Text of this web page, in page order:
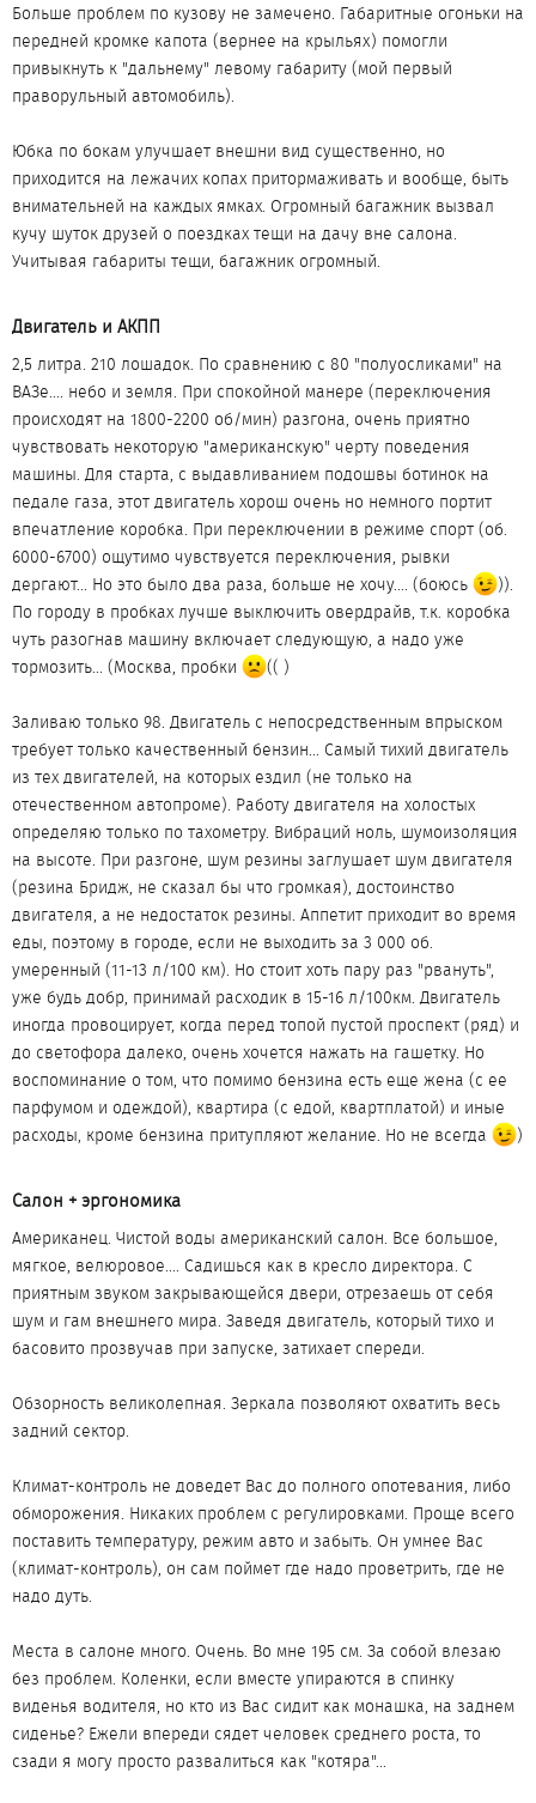
Больше проблем по кузову не замечено. Габаритные огоньки на
передней кромке капота (вернее на крыльях) помогли
привыкнуть к "дальнему" левому габариту (мой первый
праворульный автомобиль).
Юбка по бокам улучшает внешни вид существенно, но
приходится на лежачих копах притормаживать и вообще, быть
внимательней на каждых ямках. Огромный багажник вызвал
кучу шуток друзей о поездках тещи на дачу вне салона.
Учитывая габариты тещи, багажник огромный.
Двигатель и АКПП​
2,5 литра. 210 лошадок. По сравнению с 80 "полуосликами" на
ВАЗе.... небо и земля. При спокойной манере (переключения
происходят на 1800-2200 об/мин) разгона, очень приятно
чувствовать некоторую "американскую" черту поведения
машины. Для старта, с выдавливанием подошвы ботинок на
педале газа, этот двигатель хорош очень но немного портит
впечатление коробка. При переключении в режиме спорт (об.
6000-6700) ощутимо чувствуется переключения, рывки
дергают... Но это было два раза, больше не хочу.... (боюсь
)).
По городу в пробках лучше выключить овердрайв, т.к. коробка
чуть разогнав машину включает следующую, а надо уже
тормозить... (Москва, пробки
(( )
Заливаю только 98. Двигатель с непосредственным впрыском
требует только качественный бензин... Самый тихий двигатель
из тех двигателей, на которых ездил (не только на
отечественном автопроме). Работу двигателя на холостых
определяю только по тахометру. Вибраций ноль, шумоизоляция
на высоте. При разгоне, шум резины заглушает шум двигателя
(резина Бридж, не сказал бы что громкая), достоинство
двигателя, а не недостаток резины. Аппетит приходит во время
еды, поэтому в городе, если не выходить за 3 000 об.
умеренный (11-13 л/100 км). Но стоит хоть пару раз "рвануть",
уже будь добр, принимай расходик в 15-16 л/100км. Двигатель
иногда провоцирует, когда перед топой пустой проспект (ряд) и
до светофора далеко, очень хочется нажать на гашетку. Но
воспоминание о том, что помимо бензина есть еще жена (с ее
парфумом и одеждой), квартира (с едой, квартплатой) и иные
расходы, кроме бензина притупляют желание. Но не всегда
)
Салон + эргономика​
Американец. Чистой воды американский салон. Все большое,
мягкое, велюровое.... Садишься как в кресло директора. С
приятным звуком закрывающейся двери, отрезаешь от себя
шум и гам внешнего мира. Заведя двигатель, который тихо и
басовито прозвучав при запуске, затихает спереди.
Обзорность великолепная. Зеркала позволяют охватить весь
задний сектор.
Климат-контроль не доведет Вас до полного опотевания, либо
обморожения. Никаких проблем с регулировками. Проще всего
поставить температуру, режим авто и забыть. Он умнее Вас
(климат-контроль), он сам поймет где надо проветрить, где не
надо дуть.
Места в салоне много. Очень. Во мне 195 см. За собой влезаю
без проблем. Коленки, если вместе упираются в спинку
виденья водителя, но кто из Вас сидит как монашка, на заднем
сиденье? Ежели впереди сядет человек среднего роста, то
сзади я могу просто развалиться как "котяра"...